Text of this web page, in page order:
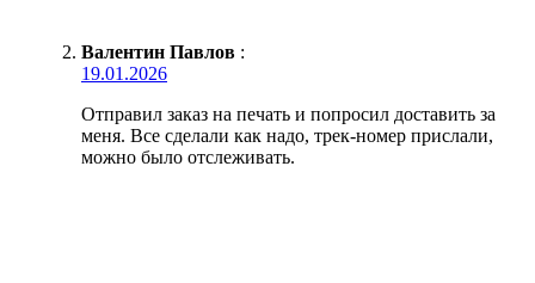
Валентин Павлов :
19.01.2026
Отправил заказ на печать и попросил доставить за
меня. Все сделали как надо, трек-номер прислали,
можно было отслеживать.